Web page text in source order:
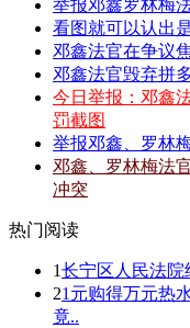
举报邓鑫罗林梅
看图就可以认出
邓鑫法官在争议
邓鑫法官毁弃拼
今日举报：邓鑫
罚截图
举报邓鑫、罗林
邓鑫、罗林梅法
冲突
热门阅读
1长宁区人民法院
21元购得万元热
竟..